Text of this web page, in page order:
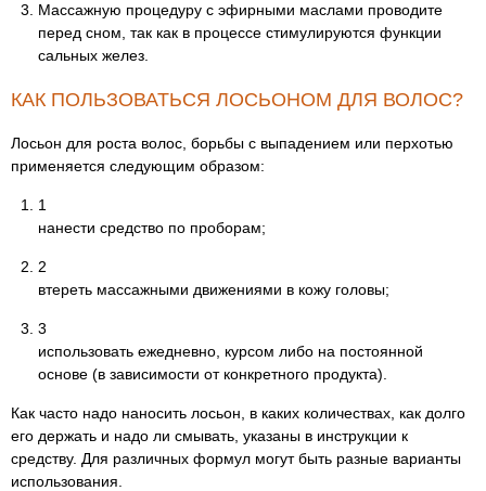
Массажную процедуру с эфирными маслами проводите
перед сном, так как в процессе стимулируются функции
сальных желез.
КАК ПОЛЬЗОВАТЬСЯ ЛОСЬОНОМ ДЛЯ ВОЛОС?
Лосьон для роста волос, борьбы с выпадением или перхотью
применяется следующим образом:
1
нанести средство по проборам;
2
втереть массажными движениями в кожу головы;
3
использовать ежедневно, курсом либо на постоянной
основе (в зависимости от конкретного продукта).
Как часто надо наносить лосьон, в каких количествах, как долго
его держать и надо ли смывать, указаны в инструкции к
средству. Для различных формул могут быть разные варианты
использования.